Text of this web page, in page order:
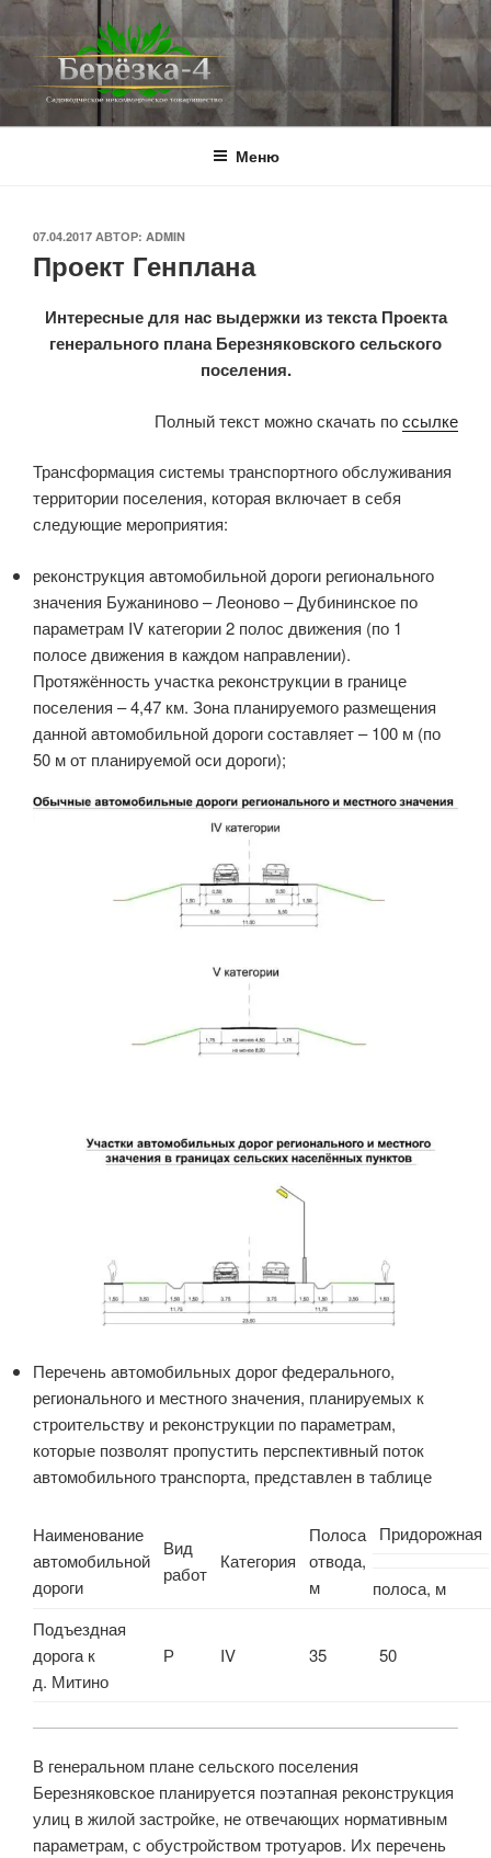
Перейти
к
содержимому
BEREZKA4.RU
СНТ Берёзка-4
Меню
ОПУБЛИКОВАНО
07.04.2017 АВТОР: ADMIN
Проект Генплана
Интересные для нас выдержки из текста Проекта
генерального плана Березняковского сельского
поселения.
Полный текст можно скачать поссылке
Трансформация системы транспортного обслуживания
территории поселения, которая включает в себя
следующие мероприятия:
реконструкция автомобильной дороги регионального
значения Бужаниново – Леоново – Дубининское по
параметрам IV категории 2 полос движения (по 1
полосе движения в каждом направлении).
Протяжённость участка реконструкции в границе
поселения – 4,47 км. Зона планируемого размещения
данной автомобильной дороги составляет – 100 м (по
50 м от планируемой оси дороги);
Перечень автомобильных дорог федерального,
регионального и местного значения, планируемых к
строительству и реконструкции по параметрам,
которые позволят пропустить перспективный поток
автомобильного транспорта, представлен в таблице
Наименование
автомобильной
дороги
Вид
работ
Категория
Полоса
отвода,
м
Придорожная
полоса, м
Подъездная
дорога к
д. Митино
Р IV 35 50
В генеральном плане сельского поселения
Березняковское планируется поэтапная реконструкция
улиц в жилой застройке, не отвечающих нормативным
параметрам, с обустройством тротуаров. Их перечень